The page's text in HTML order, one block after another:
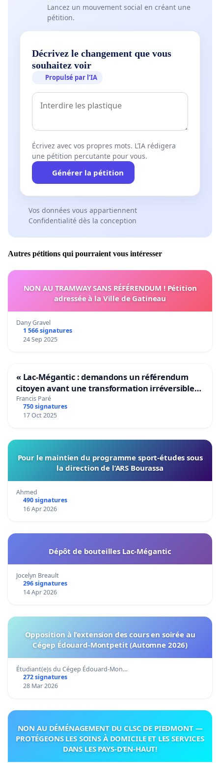
Lancez un mouvement social en créant une
pétition.
Décrivez le changement que vous
souhaitez voir
Propulsé par l’IA
Écrivez avec vos propres mots. L’IA rédigera
une pétition percutante pour vous.
Générer la pétition
Vos données vous appartiennent
Confidentialité dès la conception
Autres pétitions qui pourraient vous intéresser
NON AU TRAMWAY SANS RÉFÉRENDUM ! Pétition
adressée à la Ville de Gatineau
Dany Gravel
1 566 signatures
24 Sep 2025
« Lac-Mégantic : demandons un référendum
citoyen avant une transformation irréversible
de notre territoire »
Francis Paré
750 signatures
17 Oct 2025
Pour le maintien du programme sport-études sous
la direction de l’ARS Bourassa
Ahmed
490 signatures
16 Apr 2026
Dépôt de bouteilles Lac-Mégantic
Jocelyn Breault
296 signatures
14 Apr 2026
Opposition à l’extension des cours en soirée au
Cégep Édouard-Montpetit (Automne 2026)
Étudiant(e)s du Cégep Édouard-Mon…
272 signatures
28 Mar 2026
NON AU DÉMÉNAGEMENT DU CLSC DE PIEDMONT —
PROTÉGEONS LES SOINS À DOMICILE ET LES SERVICES
DANS LES PAYS-D’EN-HAUT!